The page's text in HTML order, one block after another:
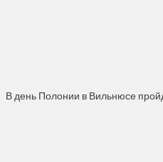
В день Полонии в Вильнюсе